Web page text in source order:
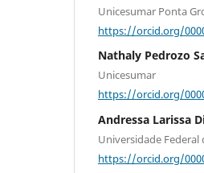
Unicesumar Ponta
https://orcid.org/
Nathaly Pedrozo
Unicesumar
https://orcid.org/
Andressa Larissa
Universidade Federal
https://orcid.org/